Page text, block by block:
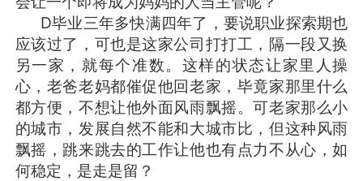
D毕业三年多快满四年了，要说职业探索期也
应该过了，可也是这家公司打打工，隔一段又换
另一家，就每个准数。这样的状态让家里人操
心，老爸老妈都催促他回老家，毕竟家那里什么
都方便，不想让他外面风雨飘摇。可老家那么小
的城市，发展自然不能和大城市比，但这种风雨
飘摇，跳来跳去的工作让他也有点力不从心，如
何稳定，是走是留？